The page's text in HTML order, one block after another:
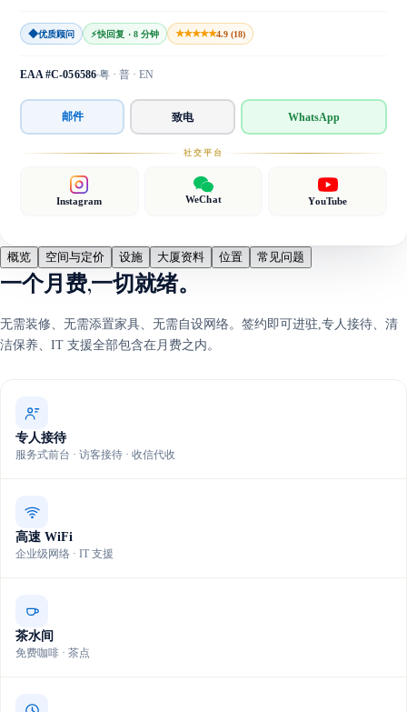
◆优质顾问 ⚡快回复 · 8 分钟 ★★★★★4.9 (18)
EAA #C-056586 粤 · 普 · EN
邮件 致电 WhatsApp
社交平台
Instagram WeChat YouTube
概览 空间与定价 设施 大厦资料 位置 常见问题
一个月费,一切就绪。
无需装修、无需添置家具、无需自设网络。签约即可进驻,专人接待、清
洁保养、IT 支援全部包含在月费之内。
专人接待
服务式前台 · 访客接待 · 收信代收
高速 WiFi
企业级网络 · IT 支援
茶水间
免费咖啡 · 茶点